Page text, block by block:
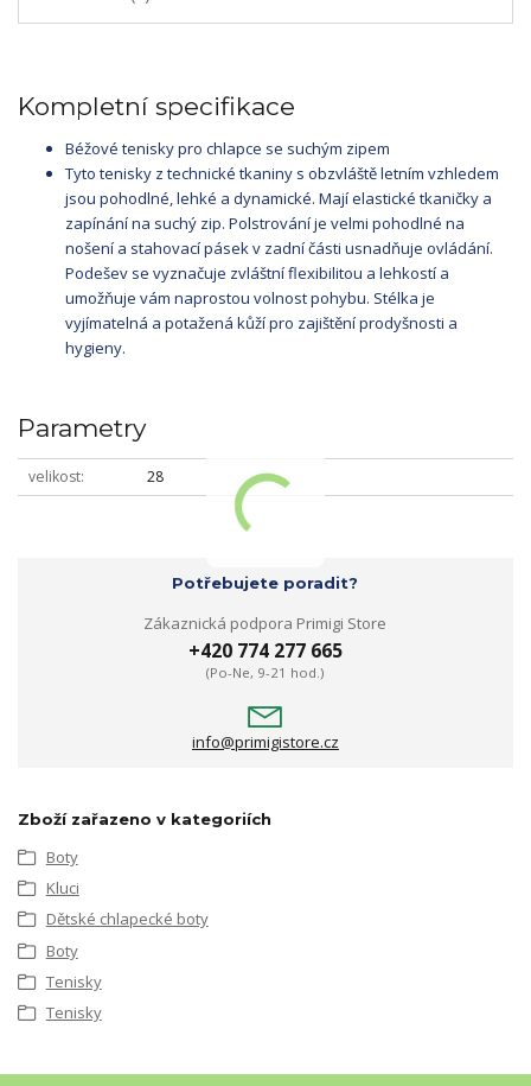
Kompletní specifikace
Béžové tenisky pro chlapce se suchým zipem
Tyto tenisky z technické tkaniny s obzvláště letním vzhledem
jsou pohodlné, lehké a dynamické. Mají elastické tkaničky a
zapínání na suchý zip. Polstrování je velmi pohodlné na
nošení a stahovací pásek v zadní části usnadňuje ovládání.
Podešev se vyznačuje zvláštní flexibilitou a lehkostí a
umožňuje vám naprostou volnost pohybu. Stélka je
vyjímatelná a potažená kůží pro zajištění prodyšnosti a
hygieny.
Parametry
velikost 28
Potřebujete poradit?
Zákaznická podpora Primigi Store
+420 774 277 665
(Po-Ne, 9-21 hod.)
info@primigistore.cz
Zboží zařazeno v kategoriích
Boty
Kluci
Dětské chlapecké boty
Boty
Tenisky
Tenisky